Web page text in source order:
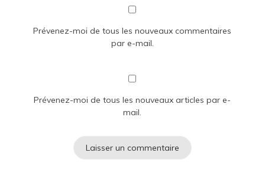
Prévenez-moi de tous les nouveaux commentaires
par e-mail.
Prévenez-moi de tous les nouveaux articles par e-
mail.